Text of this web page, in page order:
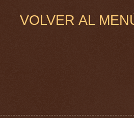
VOLVER AL